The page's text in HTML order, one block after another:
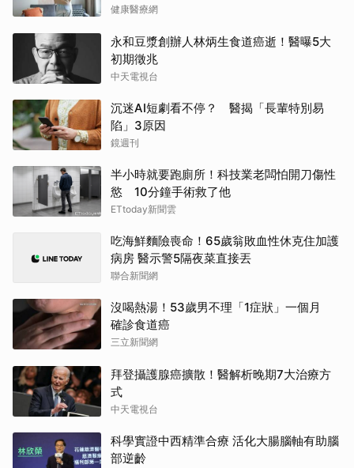
健康醫療網
永和豆漿創辦人林炳生食道癌逝！醫曝5大
初期徵兆
中天電視台
沉迷AI短劇看不停？ 醫揭「長輩特別易
陷」3原因
鏡週刊
半小時就要跑廁所！科技業老闆怕開刀傷性
慾 10分鐘手術救了他
ETtoday新聞雲
吃海鮮麵險喪命！65歲翁敗血性休克住加護
病房 醫示警5隔夜菜直接丟
聯合新聞網
沒喝熱湯！53歲男不理「1症狀」一個月
確診食道癌
三立新聞網
拜登攝護腺癌擴散！醫解析晚期7大治療方
式
中天電視台
科學實證中西精準合療 活化大腸腦軸有助腦
部逆齡